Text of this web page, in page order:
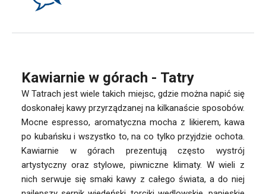
Kawiarnie w górach - Tatry
W Tatrach jest wiele takich miejsc, gdzie można napić się
doskonałej kawy przyrządzanej na kilkanaście sposobów.
Mocne espresso, aromatyczna mocha z likierem, kawa
po kubańsku i wszystko to, na co tylko przyjdzie ochota.
Kawiarnie w górach prezentują często wystrój
artystyczny oraz stylowe, piwniczne klimaty. W wieli z
nich serwuje się smaki kawy z całego świata, a do niej